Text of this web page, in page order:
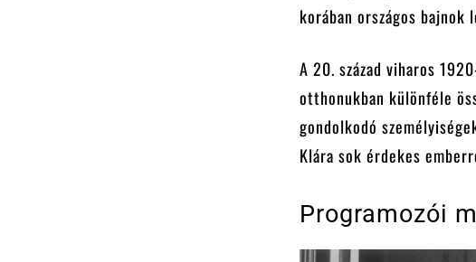
korában országos
A 20. század viharos
otthonukban különféle
gondolkodó
Klára sok érdekes
Programozói